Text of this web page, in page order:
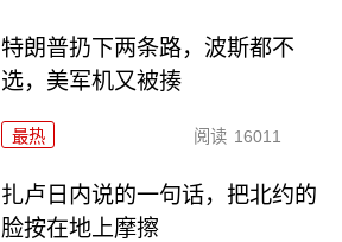
特朗普扔下两条路，波斯都不
选，美军机又被揍
最热 阅读 16011
扎卢日内说的一句话，把北约的
脸按在地上摩擦